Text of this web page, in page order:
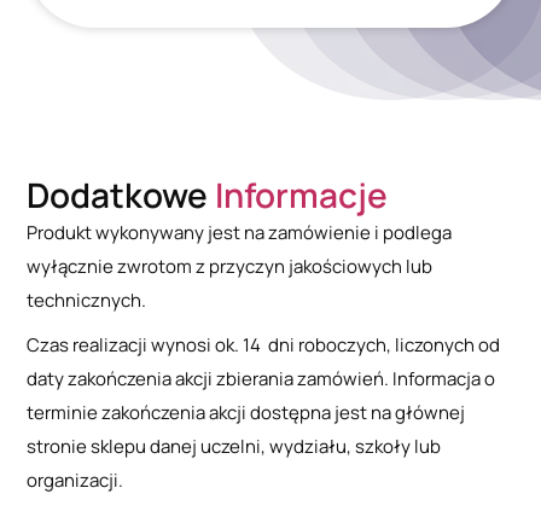
Dodatkowe Informacje
Produkt wykonywany jest na zamówienie i podlega
wyłącznie zwrotom z przyczyn jakościowych lub
technicznych.
Czas realizacji wynosi ok. 14 dni roboczych, liczonych od
daty zakończenia akcji zbierania zamówień. Informacja o
terminie zakończenia akcji dostępna jest na głównej
stronie sklepu danej uczelni, wydziału, szkoły lub
organizacji.